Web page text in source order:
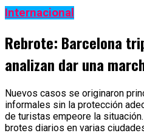
Internacional
Rebrote: Barcelona
analizan dar una
Nuevos casos se originaron
informales sin la protección
de turistas empeore la
brotes diarios en varias